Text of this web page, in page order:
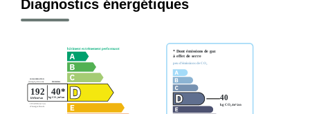
Diagnostics énergétiques